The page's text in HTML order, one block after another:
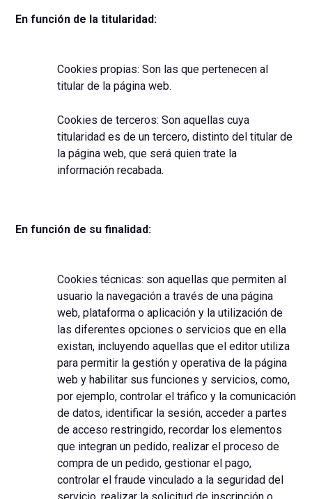
En función de la titularidad:
Cookies propias: Son las que pertenecen al
titular de la página web.
Cookies de terceros: Son aquellas cuya
titularidad es de un tercero, distinto del titular de
la página web, que será quien trate la
información recabada.
En función de su finalidad:
Cookies técnicas: son aquellas que permiten al
usuario la navegación a través de una página
web, plataforma o aplicación y la utilización de
las diferentes opciones o servicios que en ella
existan, incluyendo aquellas que el editor utiliza
para permitir la gestión y operativa de la página
web y habilitar sus funciones y servicios, como,
por ejemplo, controlar el tráfico y la comunicación
de datos, identificar la sesión, acceder a partes
de acceso restringido, recordar los elementos
que integran un pedido, realizar el proceso de
compra de un pedido, gestionar el pago,
controlar el fraude vinculado a la seguridad del
servicio, realizar la solicitud de inscripción o